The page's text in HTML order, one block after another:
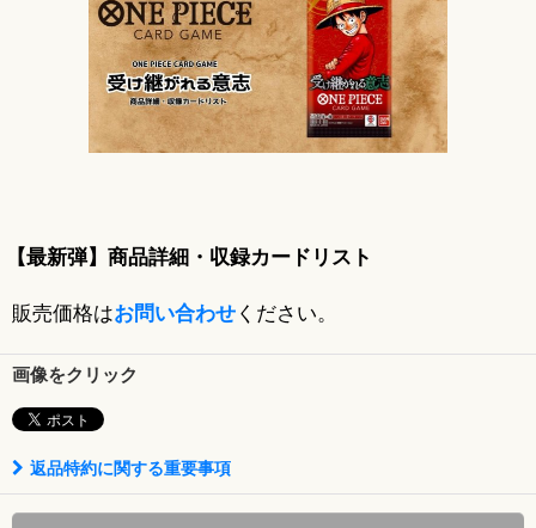
【最新弾】商品詳細・収録カードリスト
販売価格はお問い合わせ ください。
画像をクリック
返品特約に関する重要事項